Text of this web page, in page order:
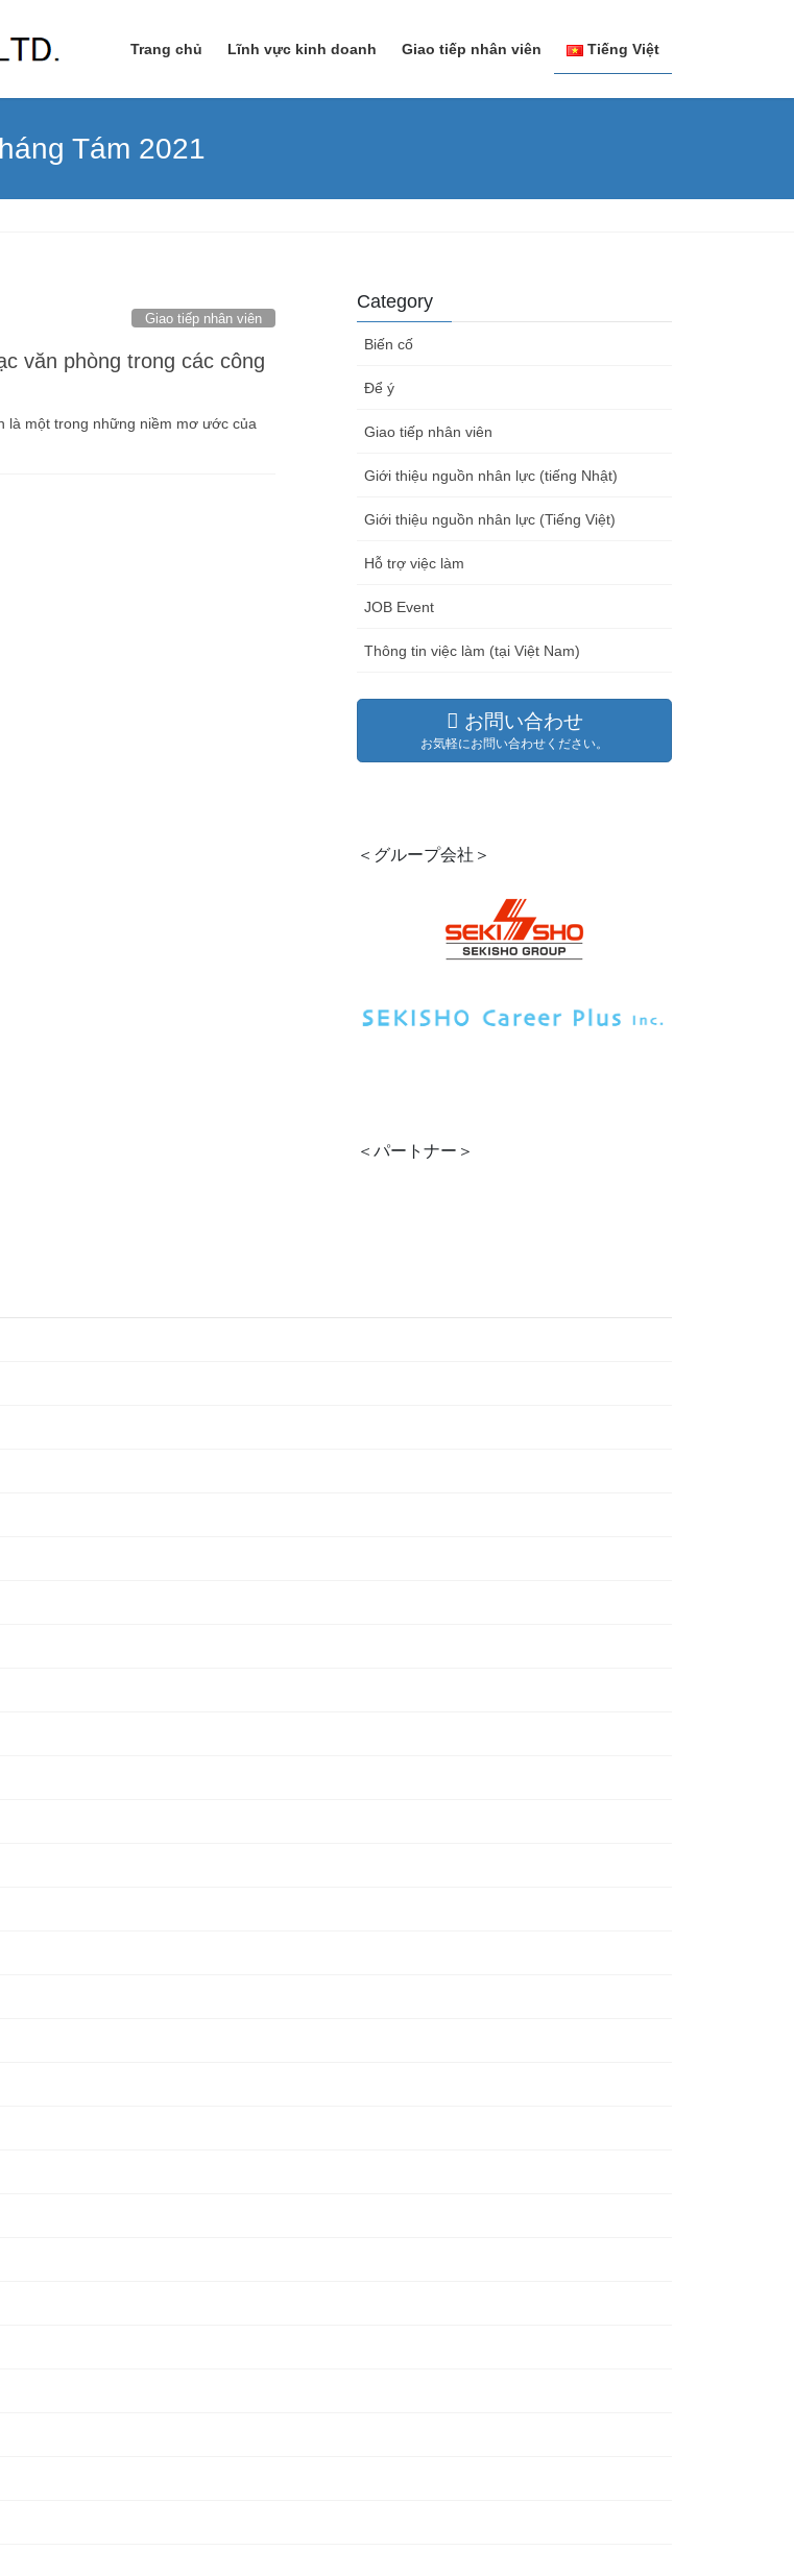
Trang chủ Lĩnh vực kinh doanh Giao tiếp nhân viên Tiếng Việt
日本語
Tám 2021
Giao tiếp nhân viên
văn phòng trong các công
là một trong những niềm mơ ước của
Category
Biến cố
Để ý
Giao tiếp nhân viên
Giới thiệu nguồn nhân lực (tiếng Nhật)
Giới thiệu nguồn nhân lực (Tiếng Việt)
Hỗ trợ việc làm
JOB Event
Thông tin việc làm (tại Việt Nam)
お問い合わせ
お気軽にお問い合わせください。
＜グループ会社＞
＜パートナー＞